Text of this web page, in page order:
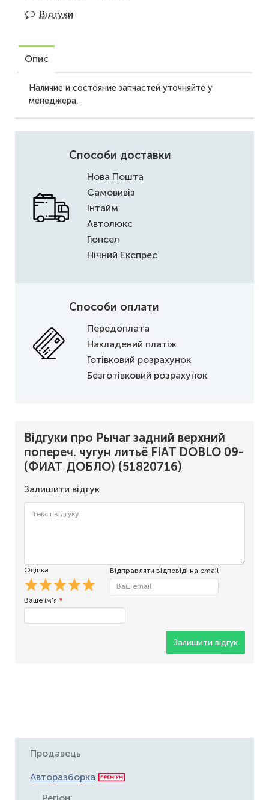
Відгуки
Опис
Наличие и состояние запчастей уточняйте у
менеджера.
Способи доставки
Нова Пошта
Самовивіз
Інтайм
Автолюкс
Гюнсел
Нічний Експрес
Способи оплати
Передоплата
Накладений платіж
Готівковий розрахунок
Безготівковий розрахунок
Відгуки про Рычаг задний верхний
попереч. чугун литьё FIAT DOBLO 09-
(ФИАТ ДОБЛО) (51820716)
Залишити відгук
Оцінка Відправляти відповіді на email
Ваше ім'я *
Залишити відгук
Продавець
Авторазборка